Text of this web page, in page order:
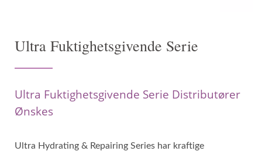
Ultra Fuktighetsgivende Serie
Ultra Fuktighetsgivende Serie Distributører
Ønskes
Ultra Hydrating & Repairing Series har kraftige